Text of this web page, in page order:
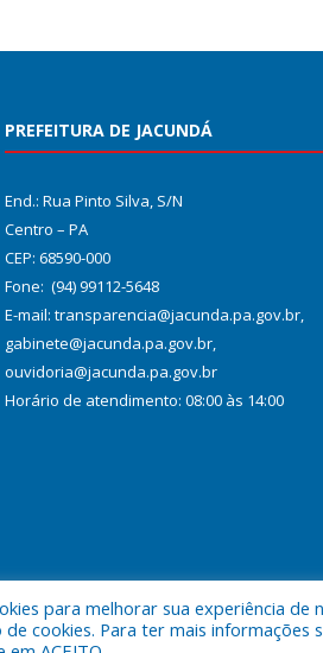
PREFEITURA DE JACUNDÁ
End.: Rua Pinto Silva, S/N
Centro – PA
CEP: 68590-000
Fone: (94) 99112-5648
E-mail: transparencia@jacunda.pa.gov.br,
gabinete@jacunda.pa.gov.br,
ouvidoria@jacunda.pa.gov.br
Horário de atendimento: 08:00 às 14:00
Todos os direitos reservados a Prefeitura
para melhorar sua experiência
cookies. Para ter mais informações